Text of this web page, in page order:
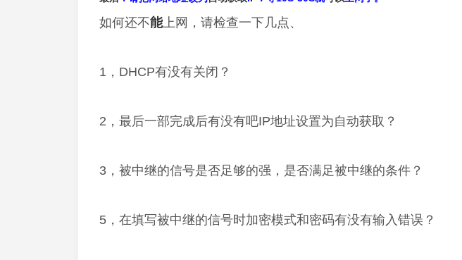
如何还不能上网，请检查一下几点、
1，DHCP有没有关闭？
2，最后一部完成后有没有吧IP地址设置为自动获取？
3，被中继的信号是否足够的强，是否满足被中继的条件？
5，在填写被中继的信号时加密模式和密码有没有输入错误？